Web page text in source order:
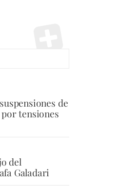
de
tensiones
del
Galadari